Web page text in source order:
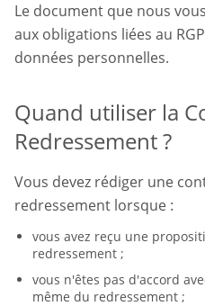
Le document que nous
aux obligations liées au
données personnelles.
Quand utiliser la
Redressement ?
Vous devez rédiger une
redressement lorsque :
vous avez reçu une
redressement ;
vous n'êtes pas d'accord
même du redressement ;